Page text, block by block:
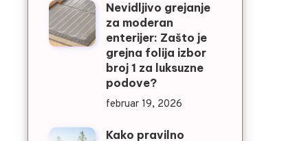
Nevidljivo grejanje
za moderan
enterijer: Zašto je
grejna folija izbor
broj 1 za luksuzne
podove?
februar 19, 2026
Kako pravilno